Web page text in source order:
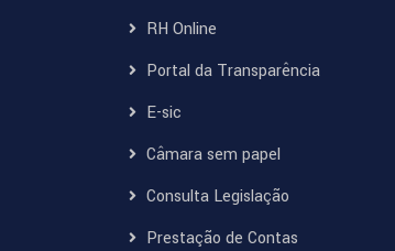
RH Online
Portal da Transparência
E-sic
Câmara sem papel
Consulta Legislação
Prestação de Contas